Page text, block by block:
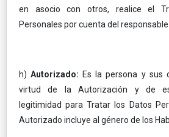
en asocio con otros, realice el
Personales por cuenta del
h)Autorizado: Es la persona y sus
virtud de la Autorización y de
legitimidad para Tratar los Datos
Autorizado incluye al género de los